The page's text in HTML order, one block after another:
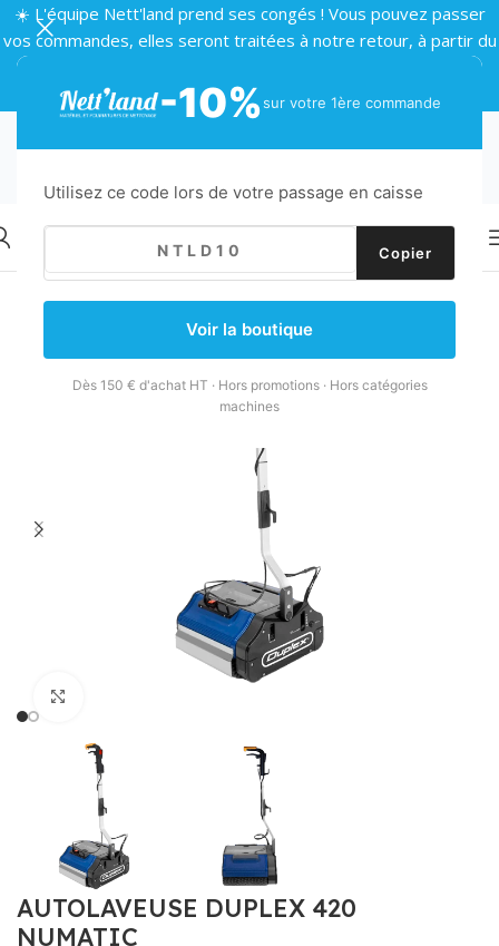
-10%sur votre 1ère commande
Utilisez ce code lors de votre passage en caisse
Copier
Voir la boutique
Dès 150 € d'achat HT · Hors promotions · Hors catégories
machines
☀️ L'équipe Nett'land prend ses congés ! Vous pouvez passer
vos commandes, elles seront traitées à notre retour, à partir du
AUTOLAVEUSE DUPLEX 420
NUMATIC